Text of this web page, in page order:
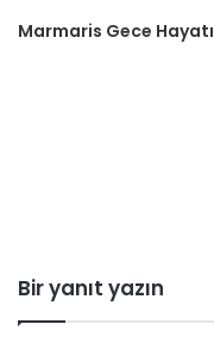
Marmaris Gece Hayatı
Bir yanıt yazın